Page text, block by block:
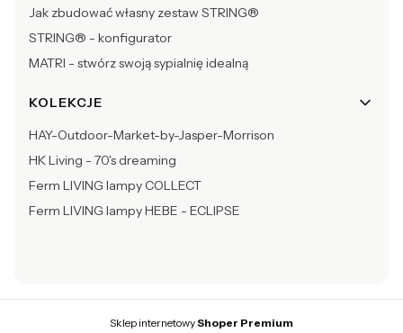
Jak zbudować własny zestaw STRING®
STRING® - konfigurator
MATRI - stwórz swoją sypialnię idealną
KOLEKCJE
HAY-Outdoor-Market-by-Jasper-Morrison
HK Living - 70's dreaming
Ferm LIVING lampy COLLECT
Ferm LIVING lampy HEBE - ECLIPSE
Sklep internetowyShoper Premium